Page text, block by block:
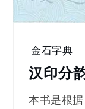
金石字典
汉印分
本书是根